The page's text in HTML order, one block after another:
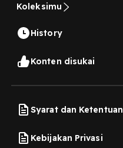
Koleksimu
History
Konten disukai
Syarat dan Ketentuan
Kebijakan Privasi